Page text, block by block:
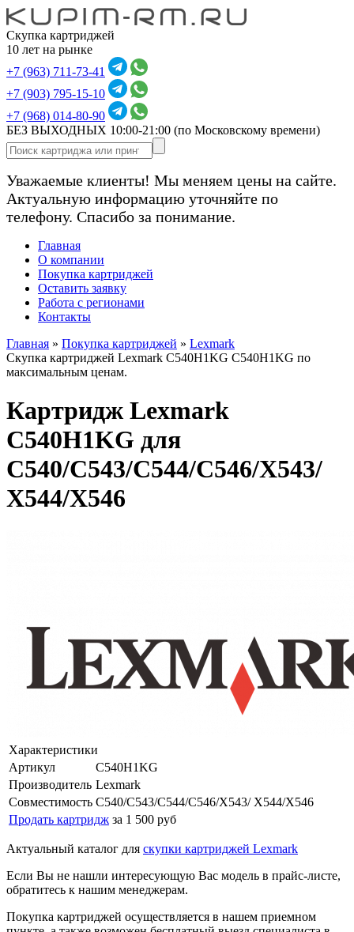
Скупка картриджей
10 лет на рынке
+7 (963) 711-73-41
+7 (903) 795-15-10
+7 (968) 014-80-90
БЕЗ ВЫХОДНЫХ 10:00-21:00 (по Московскому времени)
Уважаемые клиенты! Мы меняем цены на сайте.
Актуальную информацию уточняйте по
телефону. Спасибо за понимание.
Главная
О компании
Покупка картриджей
Оставить заявку
Работа с регионами
Контакты
Главная » Покупка картриджей » Lexmark
Скупка картриджей Lexmark C540H1KG C540H1KG по
максимальным ценам.
Картридж Lexmark
C540H1KG для
C540/C543/C544/C546/X543/
X544/X546
Характеристики
Артикул
C540H1KG
Производитель Lexmark
Совместимость C540/C543/C544/C546/X543/ X544/X546
Продать картридж за 1 500 руб
Актуальный каталог для скупки картриджей Lexmark
Если Вы не нашли интересующую Вас модель в прайс-листе,
обратитесь к нашим менеджерам.
Покупка картриджей осуществляется в нашем приемном